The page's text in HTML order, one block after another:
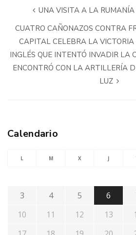
UNA VISITA A LA RUMANÍA
CUATRO CAÑONAZOS CONTRA
CAPITAL CELEBRA LA VICTORIA
INGLÉS QUE INTENTÓ INVADIR LA
ENCONTRÓ CON LA ARTILLERÍA
LUZ
Calendario
L M X J
3
4 5 6
10
11 12 13